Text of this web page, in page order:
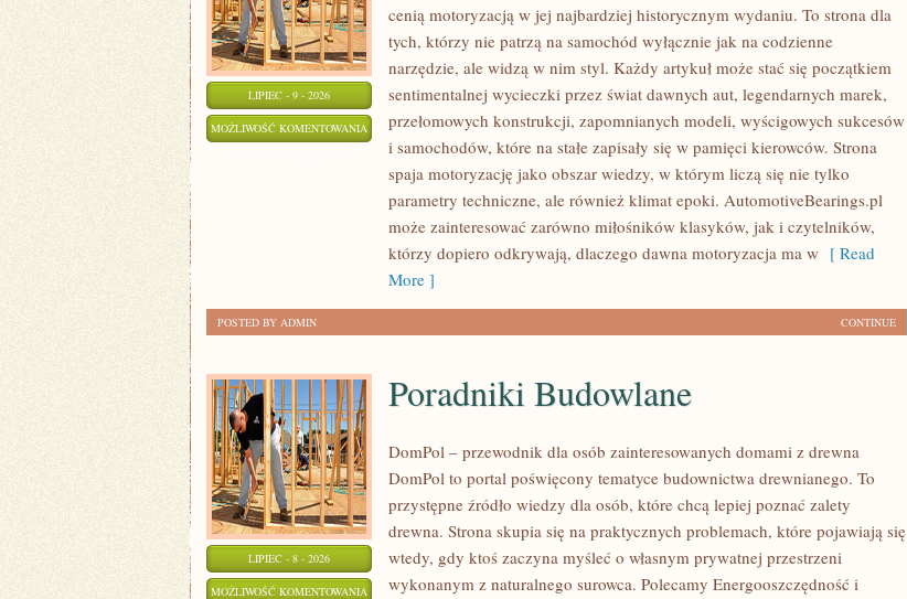
LIPIEC - 9 - 2026
MOŻLIWOŚĆ KOMENTOWANIA POLSKA
MOTORYZACJA
cenią motoryzacją w jej najbardziej historycznym wydaniu. To strona dla
tych, którzy nie patrzą na samochód wyłącznie jak na codzienne
narzędzie, ale widzą w nim styl. Każdy artykuł może stać się początkiem
sentimentalnej wycieczki przez świat dawnych aut, legendarnych marek,
przełomowych konstrukcji, zapomnianych modeli, wyścigowych sukcesów
i samochodów, które na stałe zapisały się w pamięci kierowców. Strona
spaja motoryzację jako obszar wiedzy, w którym liczą się nie tylko
parametry techniczne, ale również klimat epoki. AutomotiveBearings.pl
może zainteresować zarówno miłośników klasyków, jak i czytelników,
którzy dopiero odkrywają, dlaczego dawna motoryzacja ma w [ Read
More ]
CONTINUE
POSTED BY ADMIN
LIPIEC - 8 - 2026
MOŻLIWOŚĆ KOMENTOWANIA PORADNIKI
Poradniki Budowlane
DomPol – przewodnik dla osób zainteresowanych domami z drewna
DomPol to portal poświęcony tematyce budownictwa drewnianego. To
przystępne źródło wiedzy dla osób, które chcą lepiej poznać zalety
drewna. Strona skupia się na praktycznych problemach, które pojawiają się
wtedy, gdy ktoś zaczyna myśleć o własnym prywatnej przestrzeni
wykonanym z naturalnego surowca. Polecamy Energooszczędność i